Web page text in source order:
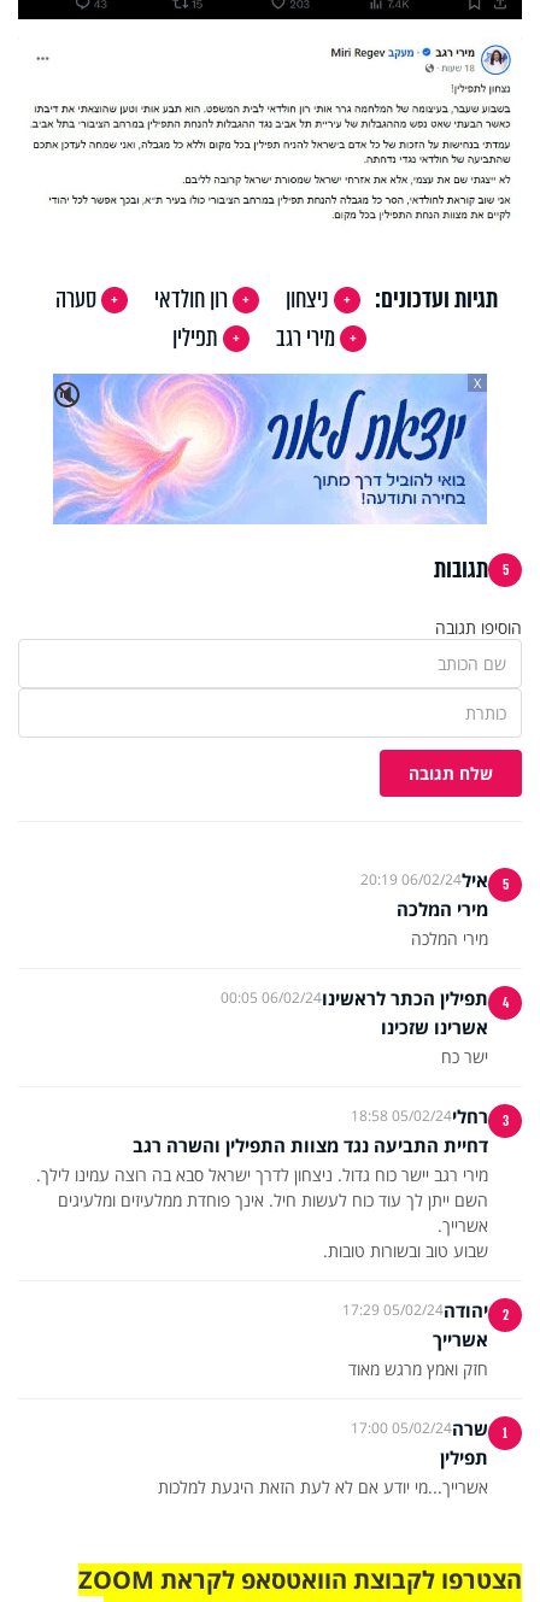
תגיות ועדכונים: ניצחון רון חולדאי
סערה
מירי רגב
תפילין
🔇
X
5 תגובות
הוסיפו תגובה
שלח תגובה
5 איל06/02/24 20:19
מירי המלכה
מירי המלכה
4 תפילין הכתר לראשינו06/02/24 00:05
אשרינו שזכינו
ישר כח
3 רחלי05/02/24 18:58
דחיית התביעה נגד מצוות התפילין והשרה רגב
מירי רגב יישר כוח גדול. ניצחון לדרך ישראל סבא בה רוצה עמינו לילך.
השם ייתן לך עוד כוח לעשות חיל. אינך פוחדת ממלעיזים ומלעיגים
שבוע טוב ובשורות טובות.
2 יהודה05/02/24 17:29
אשרייך
חזק ואמץ מרגש מאוד
1 שרה05/02/24 17:00
תפילין
אשרייך...מי יודע אם לא לעת הזאת היגעת למלכות
הצטרפו לקבוצת הוואטסאפ לקראת ZOOM